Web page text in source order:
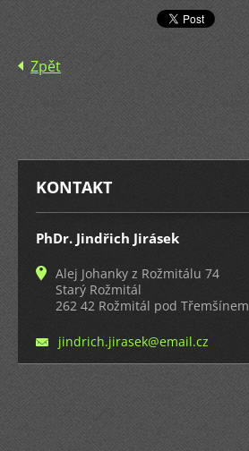
Zpět
KONTAKT
PhDr. Jindřich Jirásek
Alej Johanky z Rožmitálu 74
Starý Rožmitál
262 42 Rožmitál pod Třemšínem
jindrich.jirasek@email.cz